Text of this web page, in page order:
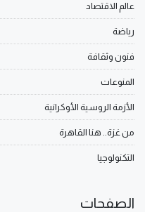
عالم الاقتصاد
رياضة
فنون وثقافة
المنوعات
الأزمة الروسية الأوكرانية
من غزة.. هنا القاهرة
التكنولوجيا
الصفحات